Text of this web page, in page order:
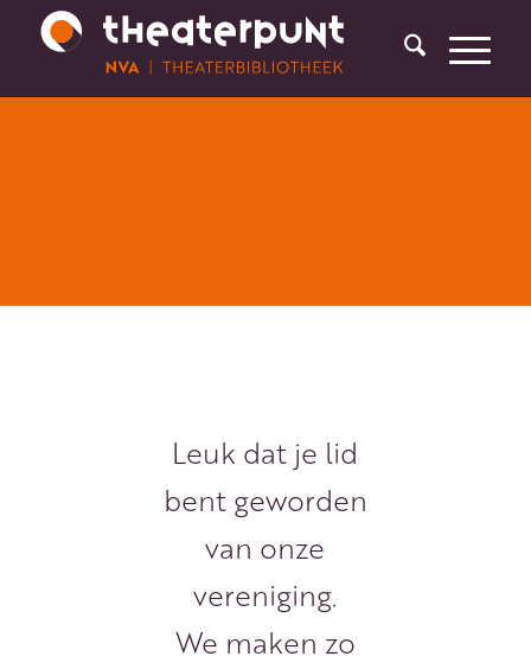
Leuk dat je lid
bent geworden
van onze
vereniging.
We maken zo